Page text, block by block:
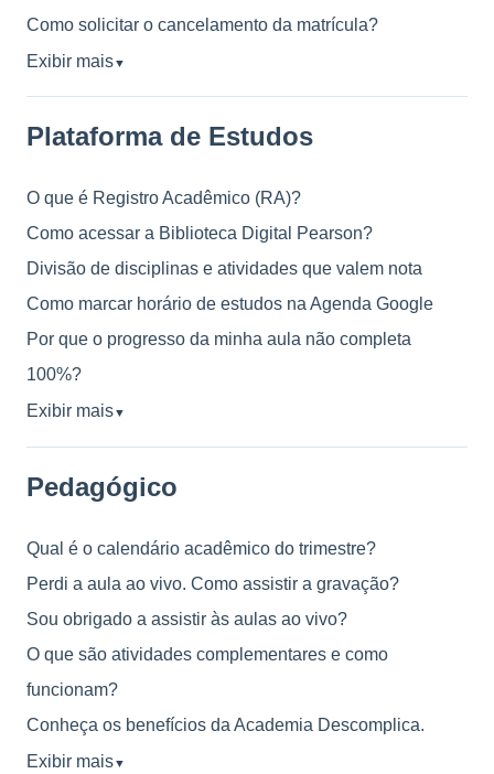
Como solicitar o cancelamento da matrícula?
Exibir mais▼
Plataforma de Estudos
O que é Registro Acadêmico (RA)?
Como acessar a Biblioteca Digital Pearson?
Divisão de disciplinas e atividades que valem nota
Como marcar horário de estudos na Agenda Google
Por que o progresso da minha aula não completa
100%?
Exibir mais▼
Pedagógico
Qual é o calendário acadêmico do trimestre?
Perdi a aula ao vivo. Como assistir a gravação?
Sou obrigado a assistir às aulas ao vivo?
O que são atividades complementares e como
funcionam?
Conheça os benefícios da Academia Descomplica.
Exibir mais▼